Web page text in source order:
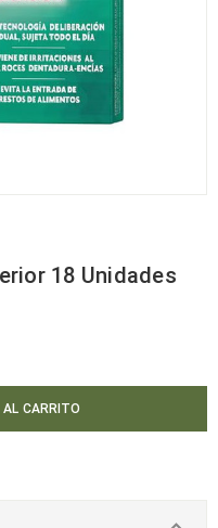
18 Unidades